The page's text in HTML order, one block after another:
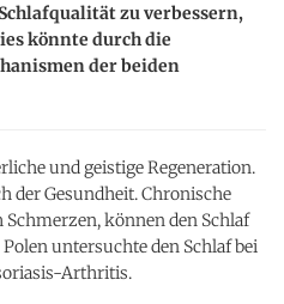
zu verbessern,
könnte durch die
der beiden
und geistige Regeneration.
der Gesundheit. Chronische
können den Schlaf
untersuchte den Schlaf bei
Arthritis.